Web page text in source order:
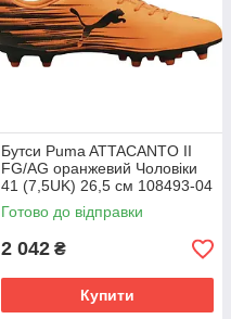
Бутси Puma ATTACANTO II
FG/AG оранжевий Чоловіки
41 (7,5UK) 26,5 см 108493-04
Готово до відправки
2 042 ₴
Купити